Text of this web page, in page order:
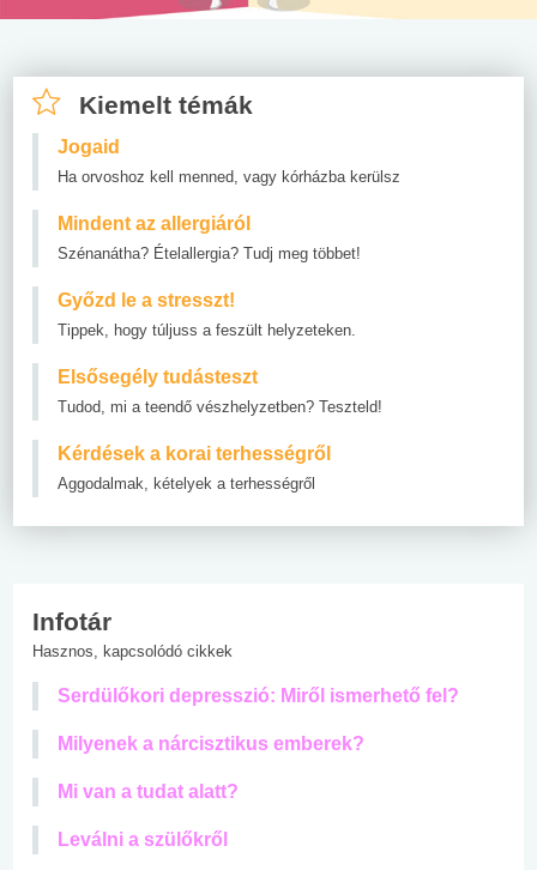
Kiemelt témák
Jogaid
Ha orvoshoz kell menned, vagy kórházba kerülsz
Mindent az allergiáról
Szénanátha? Ételallergia? Tudj meg többet!
Győzd le a stresszt!
Tippek, hogy túljuss a feszült helyzeteken.
Elsősegély tudásteszt
Tudod, mi a teendő vészhelyzetben? Teszteld!
Kérdések a korai terhességről
Aggodalmak, kételyek a terhességről
Infotár
Hasznos, kapcsolódó cikkek
Serdülőkori depresszió: Miről ismerhető fel?
Milyenek a nárcisztikus emberek?
Mi van a tudat alatt?
Leválni a szülőkről